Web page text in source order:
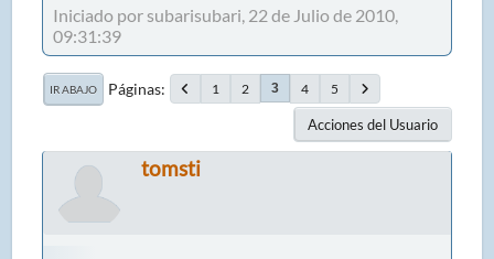
Iniciado por subarisubari, 22 de Julio de 2010,
09:31:39
IR ABAJO Páginas 1 2 3 4 5
Acciones del Usuario
tomsti